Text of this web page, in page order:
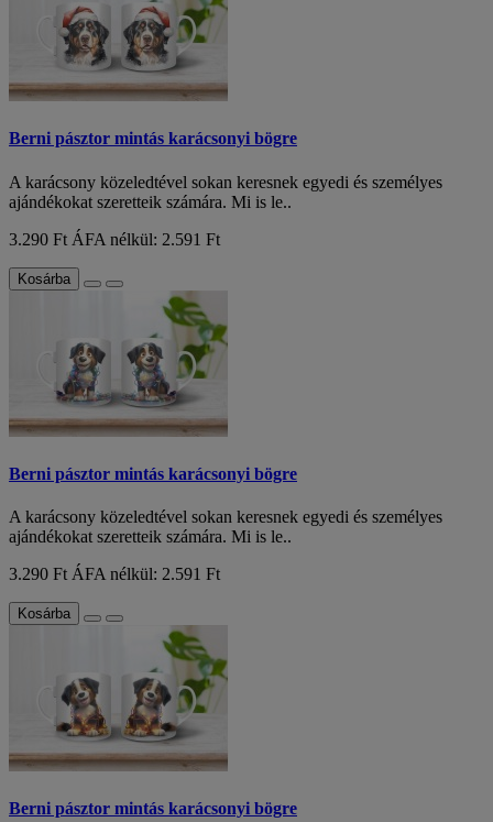
Berni pásztor mintás karácsonyi bögre
A karácsony közeledtével sokan keresnek egyedi és személyes
ajándékokat szeretteik számára. Mi is le..
3.290 Ft ÁFA nélkül: 2.591 Ft
Kosárba
Berni pásztor mintás karácsonyi bögre
A karácsony közeledtével sokan keresnek egyedi és személyes
ajándékokat szeretteik számára. Mi is le..
3.290 Ft ÁFA nélkül: 2.591 Ft
Kosárba
Berni pásztor mintás karácsonyi bögre